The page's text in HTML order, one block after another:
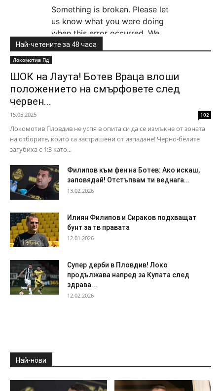
Най-четените за 48 часа
Локомотив Пд
ШОК на Лаута! Ботев Враца влоши
положението на смърфовете след
червен...
15.05.2025 102
Локомотив Пловдив не успя в опита си да се измъкне от зоната
на отборите, които са застрашени от изпадане! Черно-белите
загубиха с 1:3 като...
Филипов към фен на Ботев: Ако искаш,
заповядай! Отстъпвам ти веднага...
13.02.2026
Илиян Филипов и Сираков подхващат
бунт за тв правата
12.01.2026
Супер дерби в Пловдив! Локо
продължава напред за Купата след
здрава...
12.02.2026
Най-нови